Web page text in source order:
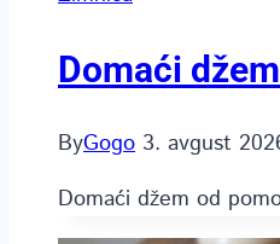
Domaći
ByGogo 3. avgust
Domaći džem od